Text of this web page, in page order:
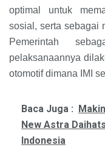
optimal untuk
sosial, serta sebagai
Pemerintah
pelaksanaannya
otomotif dimana IMI
Baca Juga :
New Astra
Indonesia